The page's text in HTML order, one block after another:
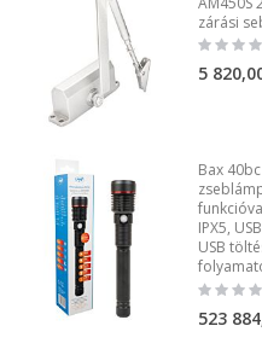
zárási
Rating:
5
Bax
IPX5,
USB
Rating:
0%
523